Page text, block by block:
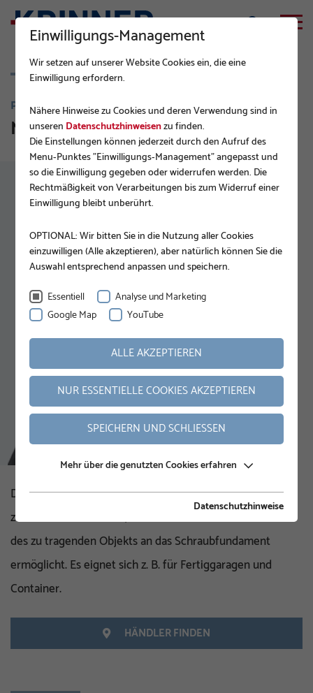
PRODUKTE
M-Serie
Die Schraubfundamente der M-Serie verfügen über ein
zentriertes M-Gewinde, welches das direkte Anschrauben
des zu tragenden Objekts an das Schraubfundament
ermöglicht. Es eignet sich z. B. für Fertiggaragen und
Container.
HÄNDLER FINDEN
Einwilligungs-Management
Wir setzen auf unserer Website Cookies ein, die eine
Einwilligung erfordern.
Nähere Hinweise zu Cookies und deren Verwendung sind in
unseren Datenschutzhinweisenzu finden.
Die Einstellungen können jederzeit durch den Aufruf des
Menu-Punktes "Einwilligungs-Management" angepasst und
so die Einwilligung gegeben oder widerrufen werden. Die
Rechtmäßigkeit von Verarbeitungen bis zum Widerruf einer
Einwilligung bleibt unberührt.
OPTIONAL: Wir bitten Sie in die Nutzung aller Cookies
einzuwilligen (Alle akzeptieren), aber natürlich können Sie die
Auswahl entsprechend anpassen und speichern.
Essentiell
Analyse und Marketing
Google Map
YouTube
ALLE AKZEPTIEREN
NUR ESSENTIELLE COOKIES AKZEPTIEREN
SPEICHERN UND SCHLIESSEN
Mehr über die genutzten Cookies erfahren
Datenschutzhinweise